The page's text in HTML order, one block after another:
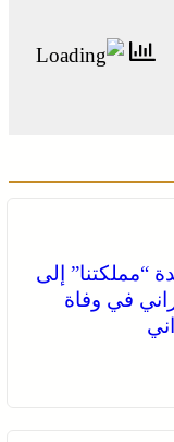
“مملكتنا” إلى
في وفاة